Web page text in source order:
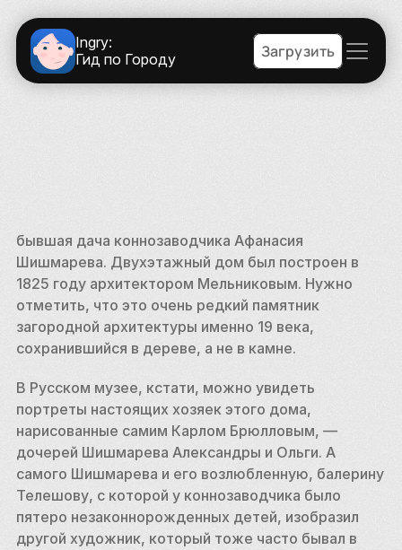
Ingry:
Гид по Городу
Загрузить
бывшая дача коннозаводчика Афанасия
Шишмарева. Двухэтажный дом был построен в
1825 году архитектором Мельниковым. Нужно
отметить, что это очень редкий памятник
загородной архитектуры именно 19 века,
сохранившийся в дереве, а не в камне.
В Русском музее, кстати, можно увидеть
портреты настоящих хозяек этого дома,
нарисованные самим Карлом Брюлловым, —
дочерей Шишмарева Александры и Ольги. А
самого Шишмарева и его возлюбленную, балерину
Телешову, с которой у коннозаводчика было
пятеро незаконнорожденных детей, изобразил
другой художник, который тоже часто бывал в